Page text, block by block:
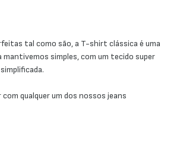
tal como são, a T-shirt clássica é uma
mantivemos simples, com um tecido super
qualquer um dos nossos jeans